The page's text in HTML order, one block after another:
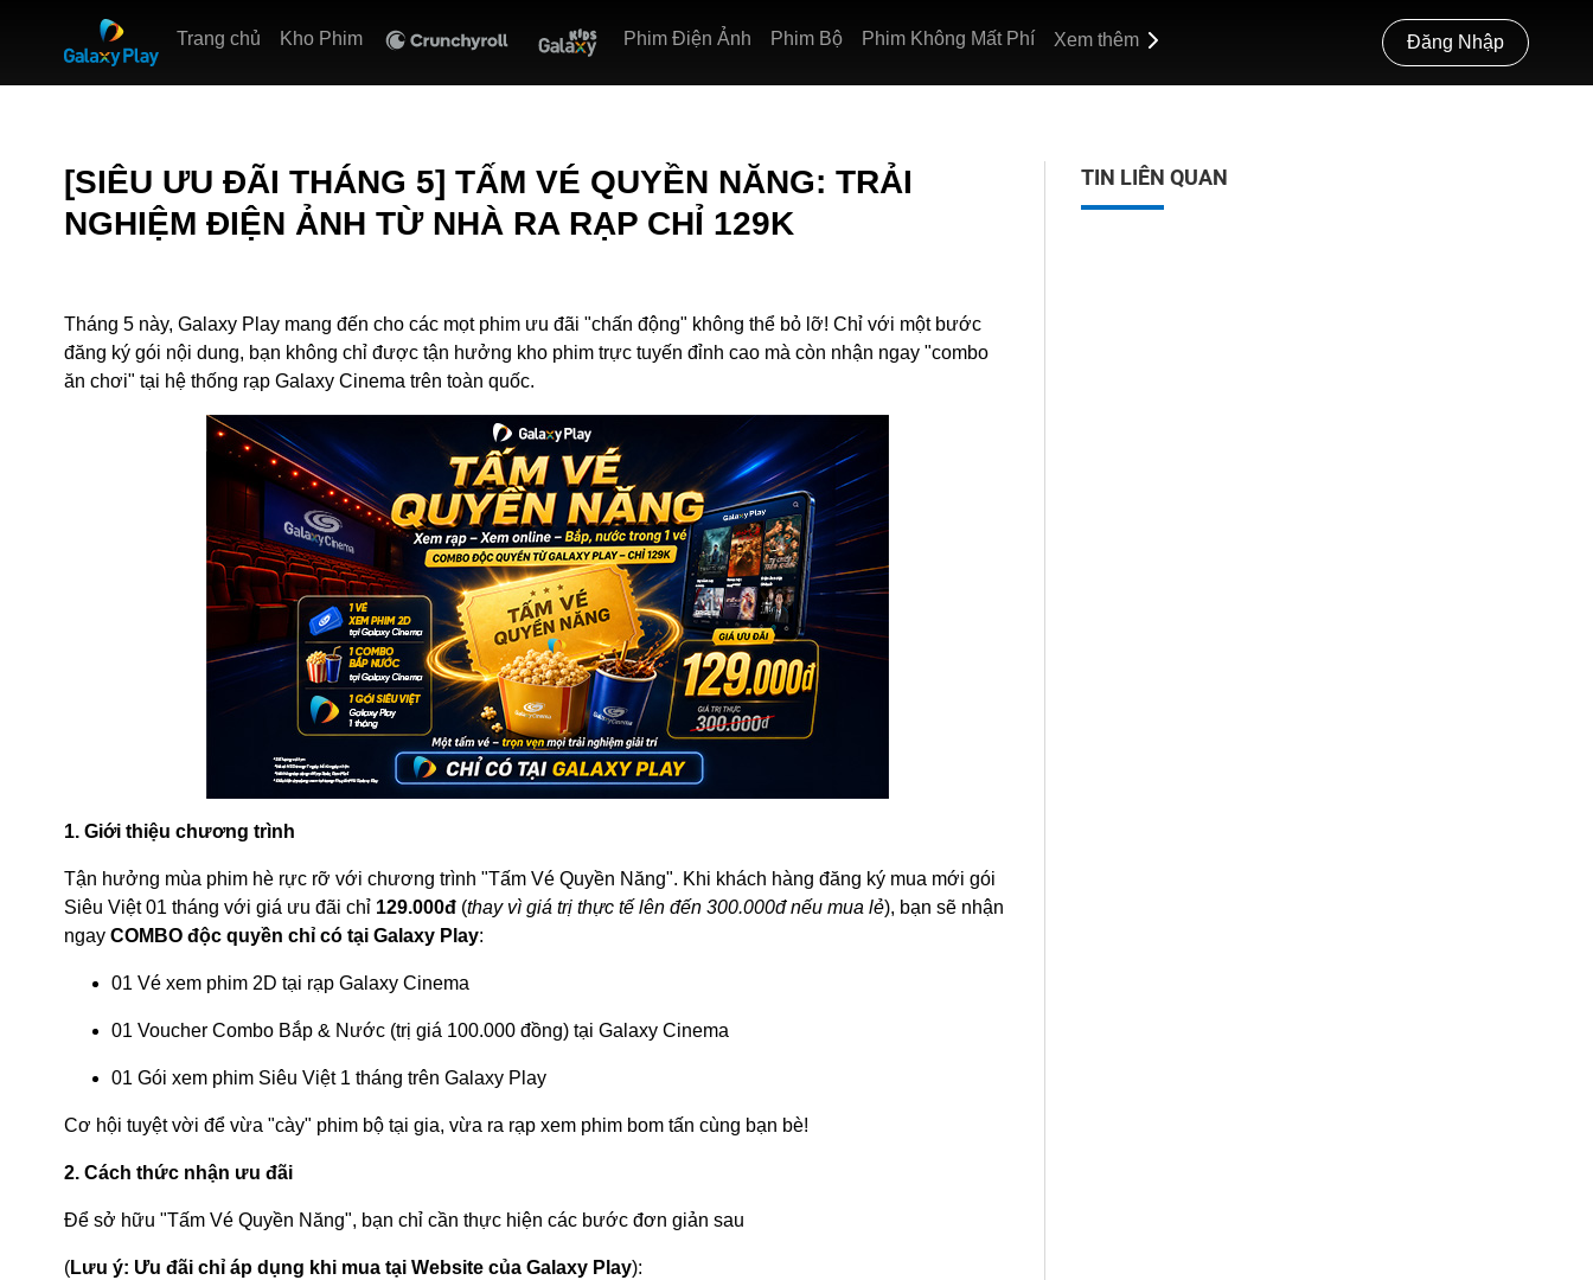
Trang chủ Kho Phim Phim Điện Ảnh Phim Bộ Phim Không Mất Phí Xem thêm Đăng Nhập
[SIÊU ƯU ĐÃI THÁNG 5] TẤM VÉ QUYỀN NĂNG: TRẢI
NGHIỆM ĐIỆN ẢNH TỪ NHÀ RA RẠP CHỈ 129K
Tháng 5 này, Galaxy Play mang đến cho các mọt phim ưu đãi "chấn động" không thể bỏ lỡ! Chỉ với một bước
đăng ký gói nội dung, bạn không chỉ được tận hưởng kho phim trực tuyến đỉnh cao mà còn nhận ngay "combo
ăn chơi" tại hệ thống rạp Galaxy Cinema trên toàn quốc.
1. Giới thiệu chương trình
Tận hưởng mùa phim hè rực rỡ với chương trình "Tấm Vé Quyền Năng". Khi khách hàng đăng ký mua mới gói
Siêu Việt 01 tháng với giá ưu đãi chỉ 129.000đ (thay vì giá trị thực tế lên đến 300.000đ nếu mua lẻ), bạn sẽ nhận
ngay COMBO độc quyền chỉ có tại Galaxy Play:
01 Vé xem phim 2D tại rạp Galaxy Cinema
01 Voucher Combo Bắp & Nước (trị giá 100.000 đồng) tại Galaxy Cinema
01 Gói xem phim Siêu Việt 1 tháng trên Galaxy Play
Cơ hội tuyệt vời để vừa "cày" phim bộ tại gia, vừa ra rạp xem phim bom tấn cùng bạn bè!
2. Cách thức nhận ưu đãi
Để sở hữu "Tấm Vé Quyền Năng", bạn chỉ cần thực hiện các bước đơn giản sau
(Lưu ý: Ưu đãi chỉ áp dụng khi mua tại Website của Galaxy Play):
TIN LIÊN QUAN